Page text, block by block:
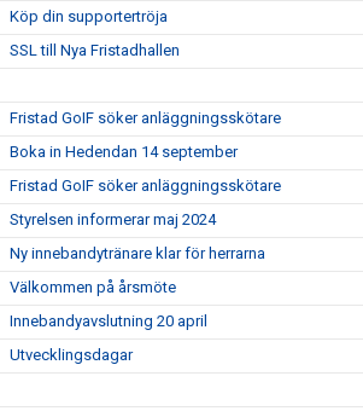
Köp din supportertröja
SSL till Nya Fristadhallen
Fristad GoIF söker anläggningsskötare
Boka in Hedendan 14 september
Fristad GoIF söker anläggningsskötare
Styrelsen informerar maj 2024
Ny innebandytränare klar för herrarna
Välkommen på årsmöte
Innebandyavslutning 20 april
Utvecklingsdagar